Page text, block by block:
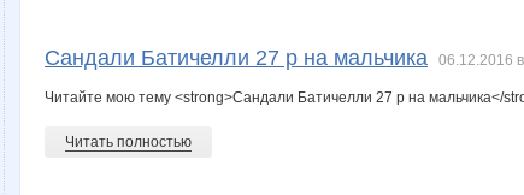
Сандали Батичелли 27 р на мальчика 06.12.2016
Читайте мою тему <strong>Сандали Батичелли 27 р на мальчика</
Читать полностью